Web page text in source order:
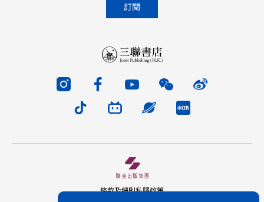
條款及細則私隱政策